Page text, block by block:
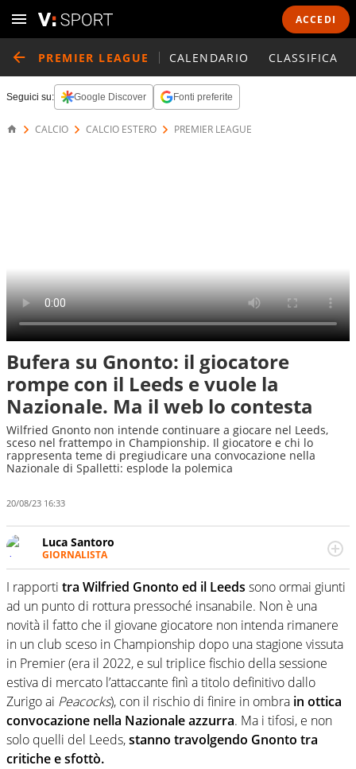
ACCEDI
PREMIER LEAGUE CALENDARIO CLASSIFICA
Seguici su: Google Discover Fonti preferite
CALCIO CALCIO ESTERO PREMIER LEAGUE
Bufera su Gnonto: il giocatore
rompe con il Leeds e vuole la
Nazionale. Ma il web lo contesta
Wilfried Gnonto non intende continuare a giocare nel Leeds,
sceso nel frattempo in Championship. Il giocatore e chi lo
rappresenta teme di pregiudicare una convocazione nella
Nazionale di Spalletti: esplode la polemica
20/08/23 16:33
Luca Santoro
GIORNALISTA
Esperto di Motorsport ma, più in generale, appassionato
di tutto ciò che sia Sport, anche senza il Motor. Dà il
meglio di sé quando la strada fa largo alle due o alle
quattro ruote
I rapporti tra Wilfried Gnonto ed il Leeds sono ormai giunti
ad un punto di rottura pressoché insanabile. Non è una
novità il fatto che il giovane giocatore non intenda rimanere
in un club sceso in Championship dopo una stagione vissuta
in Premier (era il 2022, e sul triplice fischio della sessione
estiva di mercato l’attaccante finì a titolo definitivo dallo
Zurigo ai Peacocks), con il rischio di finire in ombra in ottica
convocazione nella Nazionale azzurra. Ma i tifosi, e non
solo quelli del Leeds,stanno travolgendo Gnonto tra
critiche e sfottò.